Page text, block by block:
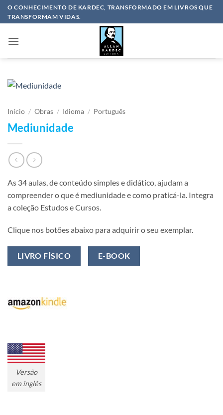
SkipO CONHECIMENTO DE KARDEC, TRANSFORMADO EM LIVROS QUE
TRANSFORMAM VIDAS.
Início / Obras / Idioma / Português
Mediunidade
As 34 aulas, de conteúdo simples e didático, ajudam a
compreender o que é mediunidade e como praticá-la. Integra
a coleção Estudos e Cursos.
Clique nos botões abaixo para adquirir o seu exemplar.
LIVRO FÍSICO E-BOOK
Versão
em inglês